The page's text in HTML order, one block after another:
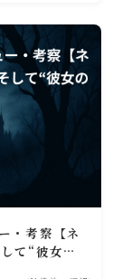
・考察【ネ
て“彼女の